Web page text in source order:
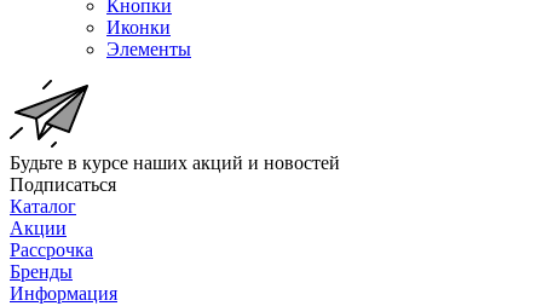
Кнопки
Иконки
Элементы
Будьте в курсе наших акций и новостей
Подписаться
Каталог
Акции
Рассрочка
Бренды
Информация